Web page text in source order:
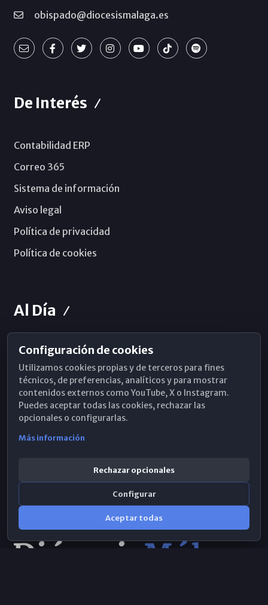
obispado@diocesismalaga.es
De Interés
Contabilidad ERP
Correo 365
Sistema de información
Aviso legal
Política de privacidad
Política de cookies
Al Día
Horarios de Misa
Hemeroteca
WhatsApp
Configuración de cookies
Utilizamos cookies propias y de terceros para fines
técnicos, de preferencias, analíticos y para mostrar
contenidos externos como YouTube, X o Instagram.
Puedes aceptar todas las cookies, rechazar las
opcionales o configurarlas.
Más información
Rechazar opcionales
Configurar
Aceptar todas